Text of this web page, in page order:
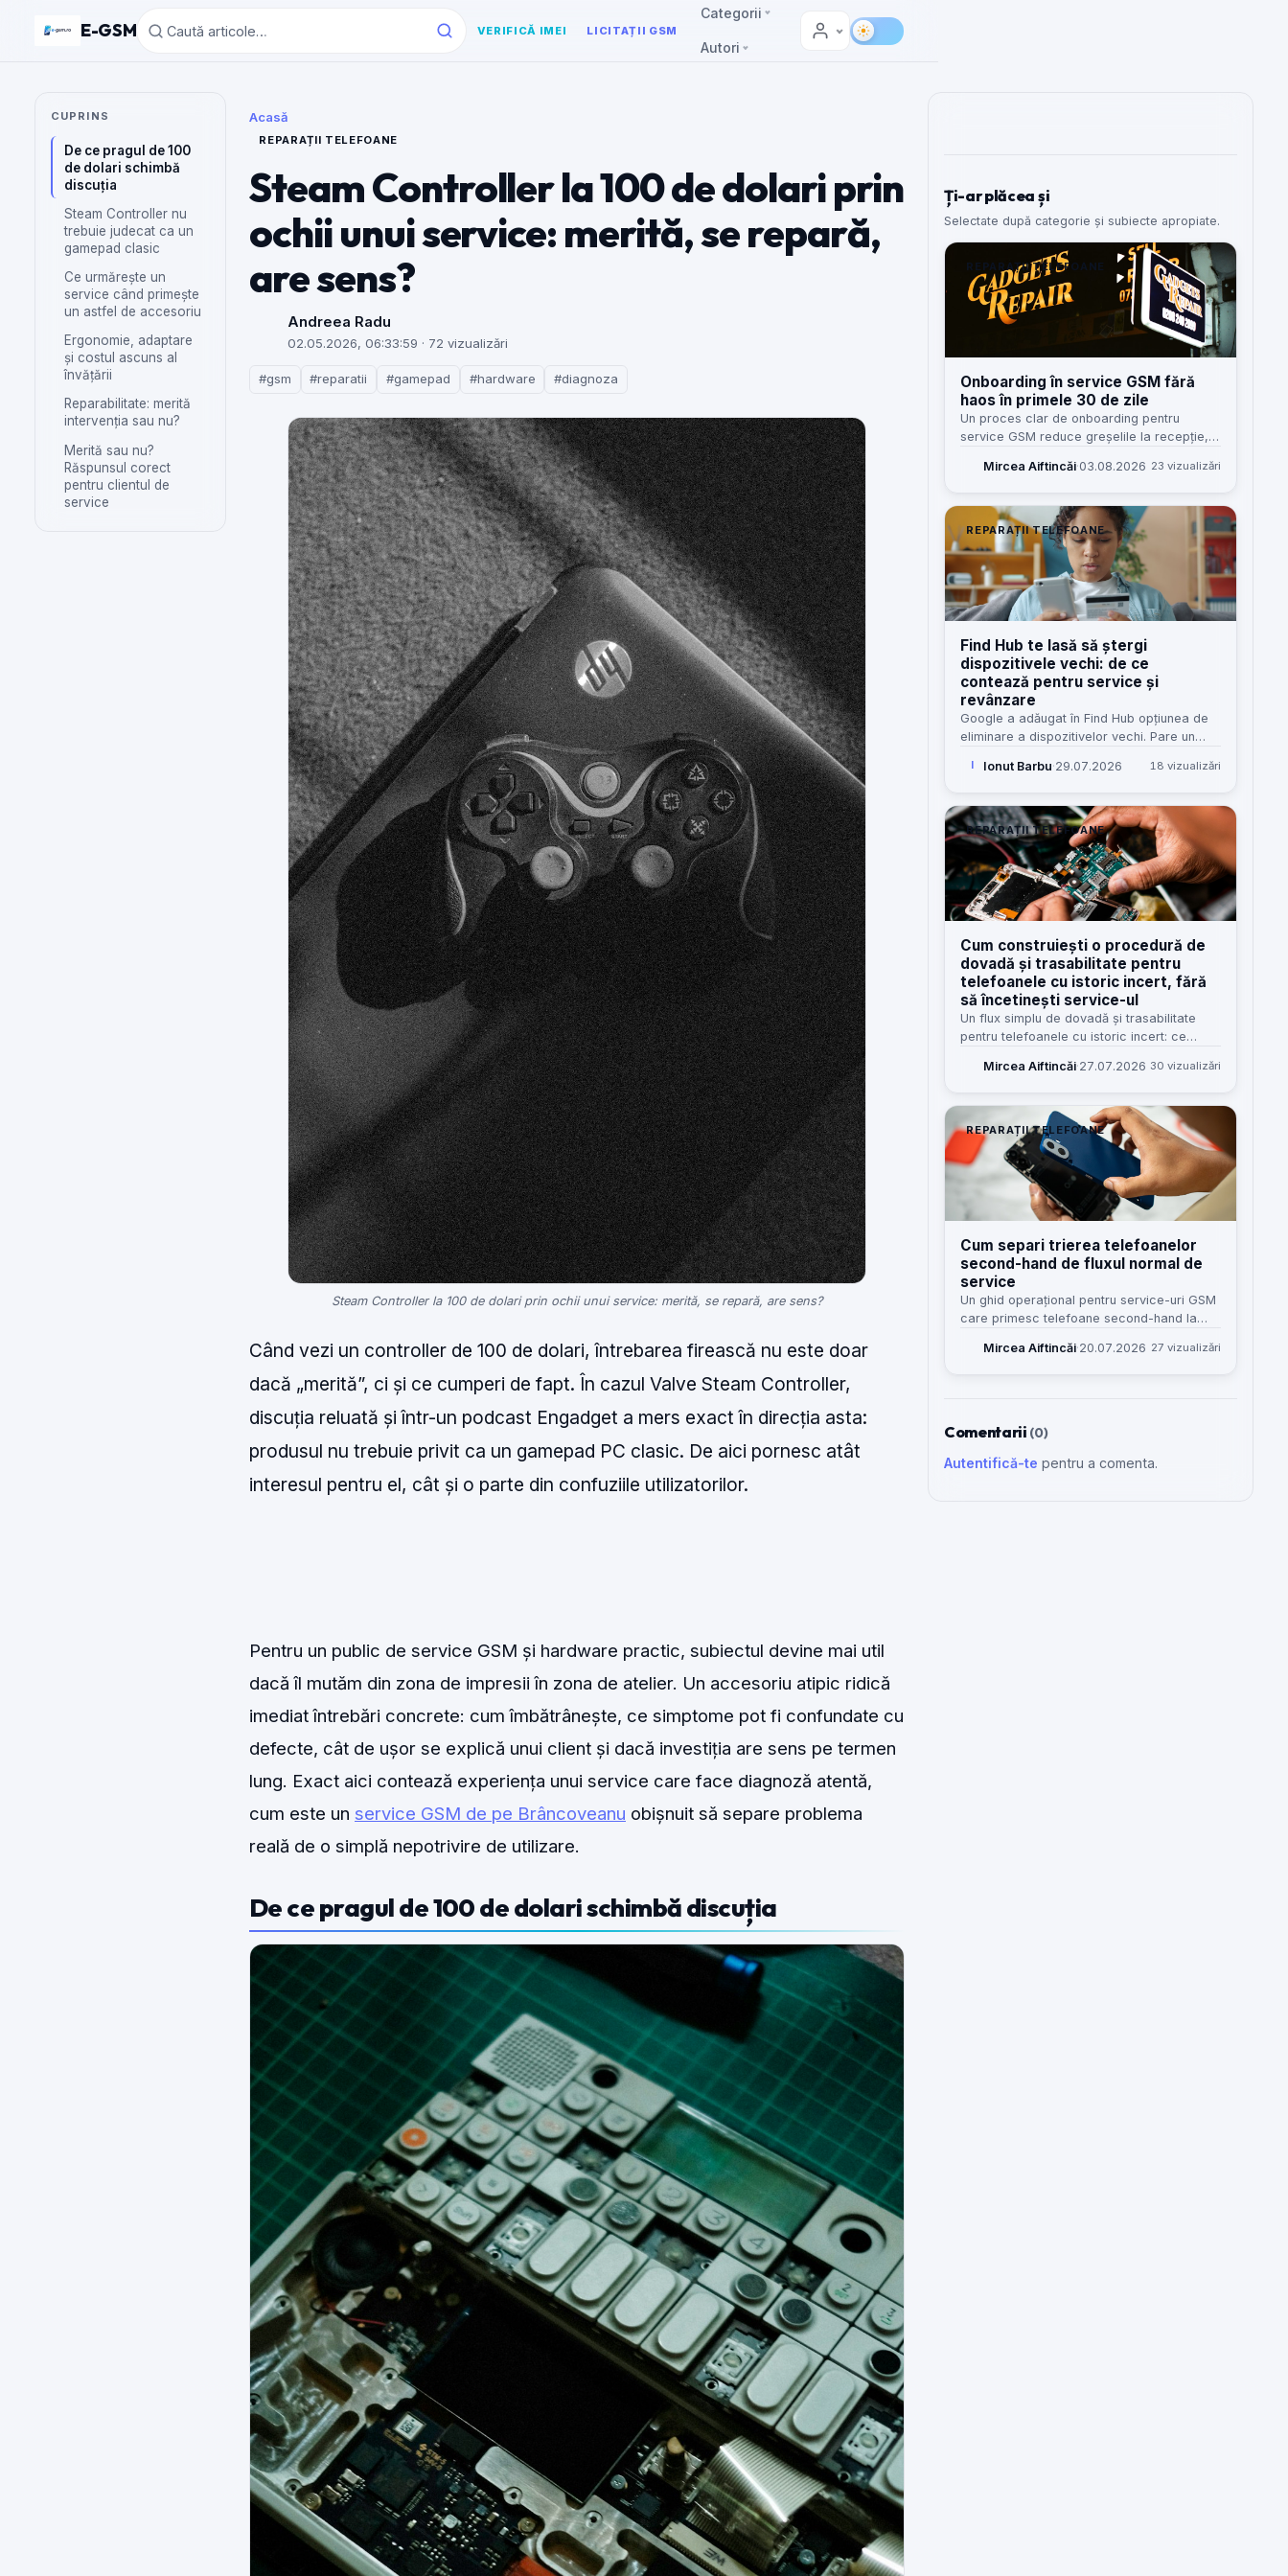
E-GSM VERIFICĂ IMEI LICITAȚII GSM
Categorii
Autori
CUPRINS
De ce pragul de 100
de dolari schimbă
discuția
Steam Controller nu
trebuie judecat ca un
gamepad clasic
Ce urmărește un
service când primește
un astfel de accesoriu
Ergonomie, adaptare
și costul ascuns al
învățării
Reparabilitate: merită
intervenția sau nu?
Merită sau nu?
Răspunsul corect
pentru clientul de
service
Acasă
REPARAȚII TELEFOANE
Steam Controller la 100 de dolari prin
ochii unui service: merită, se repară,
are sens?
Andreea Radu
02.05.2026, 06:33:59 · 72 vizualizări
#gsm #reparatii #gamepad #hardware #diagnoza
Steam Controller la 100 de dolari prin ochii unui service: merită, se repară, are sens?
Când vezi un controller de 100 de dolari, întrebarea firească nu este doar
dacă „merită”, ci și ce cumperi de fapt. În cazul Valve Steam Controller,
discuția reluată și într-un podcast Engadget a mers exact în direcția asta:
produsul nu trebuie privit ca un gamepad PC clasic. De aici pornesc atât
interesul pentru el, cât și o parte din confuziile utilizatorilor.
Pentru un public de service GSM și hardware practic, subiectul devine mai util
dacă îl mutăm din zona de impresii în zona de atelier. Un accesoriu atipic ridică
imediat întrebări concrete: cum îmbătrânește, ce simptome pot fi confundate cu
defecte, cât de ușor se explică unui client și dacă investiția are sens pe termen
lung. Exact aici contează experiența unui service care face diagnoză atentă,
cum este un service GSM de pe Brâncoveanu obișnuit să separe problema
reală de o simplă nepotrivire de utilizare.
De ce pragul de 100 de dolari schimbă discuția
Ți-ar plăcea și
Selectate după categorie și subiecte apropiate.
REPARAȚII TELEFOANE
Onboarding în service GSM fără
haos în primele 30 de zile
Un proces clar de onboarding pentru
service GSM reduce greșelile la recepție,
care știe tot”. Iată cum îl construiesc eu,
Mircea Aiftincăi·03.08.2026 23 vizualizări
REPARAȚII TELEFOANE
Find Hub te lasă să ștergi
dispozitivele vechi: de ce
contează pentru service și
revânzare
Google a adăugat în Find Hub opțiunea de
eliminare a dispozitivelor vechi. Pare un
și clienți înseamnă mai puțină confuzie și
I Ionut Barbu·29.07.2026 18 vizualizări
REPARAȚII TELEFOANE
Cum construiești o procedură de
dovadă și trasabilitate pentru
telefoanele cu istoric incert, fără
să încetinești service-ul
Un flux simplu de dovadă și trasabilitate
pentru telefoanele cu istoric incert: ce
reduci disputele fără să blochezi recepția.
Mircea Aiftincăi·27.07.2026 30 vizualizări
REPARAȚII TELEFOANE
Cum separi trierea telefoanelor
second-hand de fluxul normal de
service
Un ghid operațional pentru service-uri GSM
care primesc telefoane second-hand la
să evite amestecul cu intrările normale în
Mircea Aiftincăi·20.07.2026 27 vizualizări
Comentarii (0)
Autentifică-te pentru a comenta.